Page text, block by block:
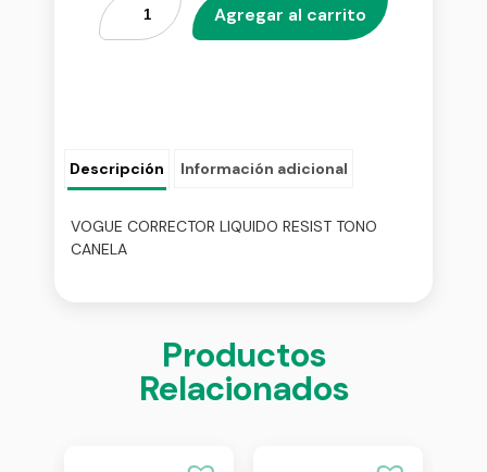
Agregar al carrito
Descripción Información adicional
VOGUE CORRECTOR LIQUIDO RESIST TONO
CANELA
Productos
Relacionados